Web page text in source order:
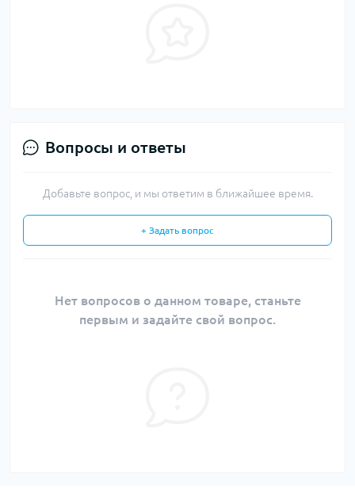
Вопросы и ответы
Добавьте вопрос, и мы ответим в ближайшее время.
+ Задать вопрос
Нет вопросов о данном товаре, станьте
первым и задайте свой вопрос.